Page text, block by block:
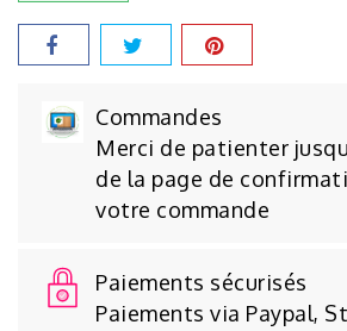
Commandes
Merci de patienter
de la page de
votre commande
Paiements sécurisés
Paiements via Paypal,